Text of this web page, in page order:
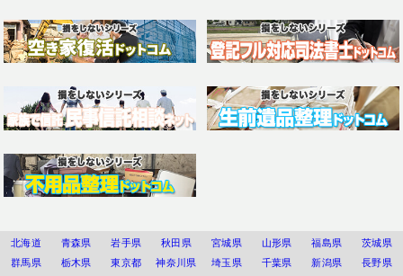
北海道 青森県 岩手県 秋田県 宮城県 山形県 福島県
茨城県
群馬県
栃木県 東京都 神奈川県 埼玉県 千葉県 新潟県
長野県